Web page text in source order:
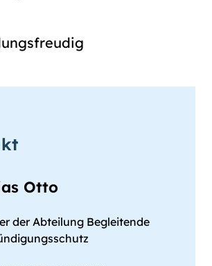
Otto
der Abteilung Begleitende